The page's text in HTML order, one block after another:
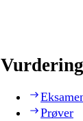
Vurdering
Prøver